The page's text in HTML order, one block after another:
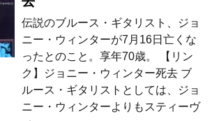
伝説のブルース・ギタリスト、ジョ
ニー・ウィンターが7月16日亡くな
ったとのこと。享年70歳。 【リン
ク】ジョニー・ウィンター死去 ブ
ルース・ギタリストとしては、ジョ
ニー・ウィンターよりもスティーヴ